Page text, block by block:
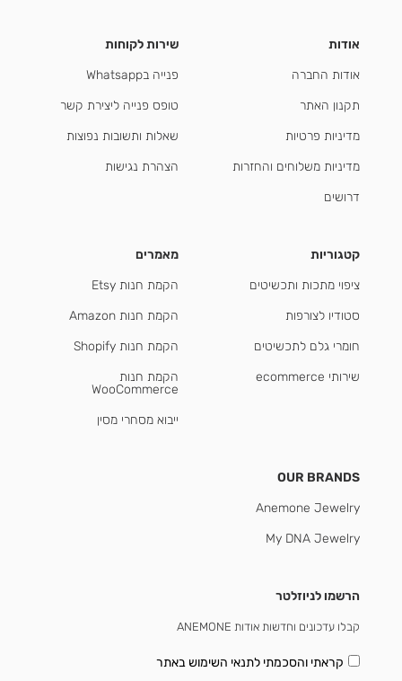
אודות
אודות החברה
תקנון האתר
מדיניות פרטיות
מדיניות משלוחים והחזרות
דרושים
שירות לקוחות
פנייה בWhatsapp
טופס פנייה ליצירת קשר
שאלות ותשובות נפוצות
הצהרת נגישות
קטגוריות
ציפוי מתכות ותכשיטים
סטודיו לצורפות
חומרי גלם לתכשיטים
שירותי ecommerce
מאמרים
הקמת חנות Etsy
הקמת חנות Amazon
הקמת חנות Shopify
הקמת חנות
WooCommerce
ייבוא מסחרי מסין
OUR BRANDS
Anemone Jewelry
My DNA Jewelry
הרשמו לניוזלטר
קבלו עדכונים וחדשות אודות ANEMONE
קראתי והסכמתילתנאי השימוש באתר